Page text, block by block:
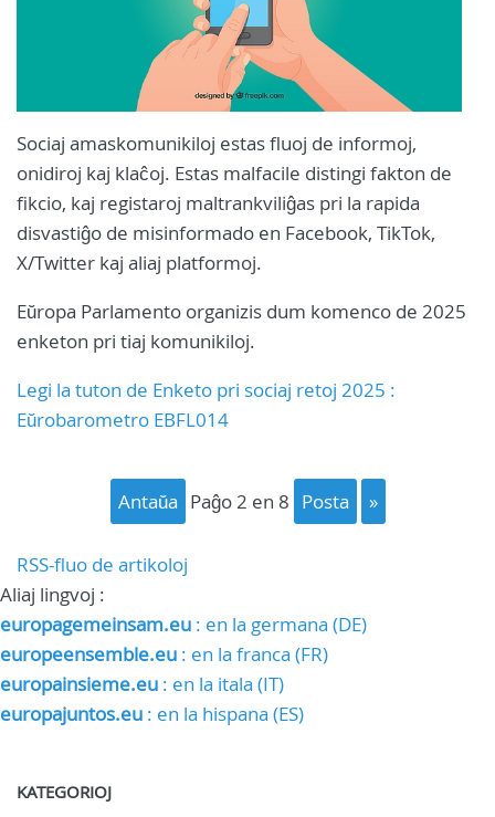
Sociaj amaskomunikiloj estas fluoj de informoj,
onidiroj kaj klaĉoj. Estas malfacile distingi fakton de
fikcio, kaj registaroj maltrankviliĝas pri la rapida
disvastiĝo de misinformado en Facebook, TikTok,
X/Twitter kaj aliaj platformoj.
Eŭropa Parlamento organizis dum komenco de 2025
enketon pri tiaj komunikiloj.
Legi la tuton de Enketo pri sociaj retoj 2025 :
Eŭrobarometro EBFL014
Antaŭa paĝo 2 en 8 posta »
RSS-fluo de artikoloj
Aliaj lingvoj :
europagemeinsam.eu : en la germana (DE)
europeensemble.eu : en la franca (FR)
europainsieme.eu : en la itala (IT)
europajuntos.eu : en la hispana (ES)
KATEGORIOJ